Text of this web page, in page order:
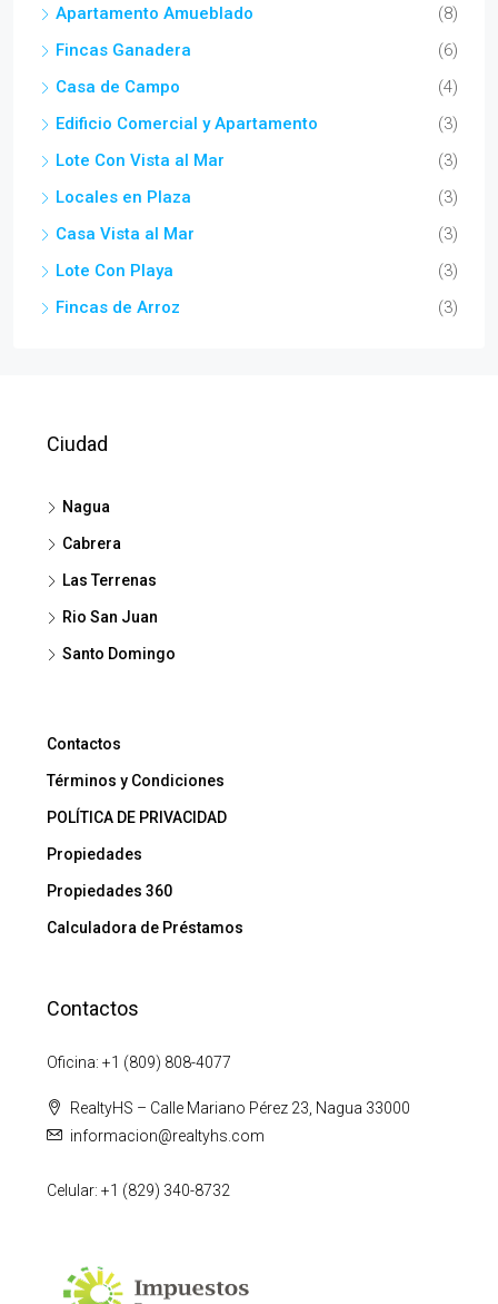
Apartamento Amueblado
(8)
Fincas Ganadera
(6)
Casa de Campo
(4)
Edificio Comercial y Apartamento
(3)
Lote Con Vista al Mar
(3)
Locales en Plaza
(3)
Casa Vista al Mar
(3)
Lote Con Playa
(3)
Fincas de Arroz
(3)
Ciudad
Nagua
Cabrera
Las Terrenas
Rio San Juan
Santo Domingo
Contactos
Términos y Condiciones
POLÍTICA DE PRIVACIDAD
Propiedades
Propiedades 360
Calculadora de Préstamos
Contactos
Oficina: +1 (809) 808-4077
RealtyHS – Calle Mariano Pérez 23, Nagua 33000
informacion@realtyhs.com
Celular: +1 (829) 340-8732